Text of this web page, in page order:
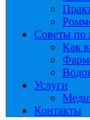
Советы по
Как
Услуги
Контакты